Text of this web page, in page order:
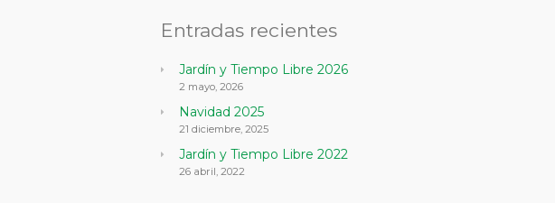
Entradas recientes
Jardín y Tiempo Libre 2026
2 mayo, 2026
Navidad 2025
21 diciembre, 2025
Jardín y Tiempo Libre 2022
26 abril, 2022